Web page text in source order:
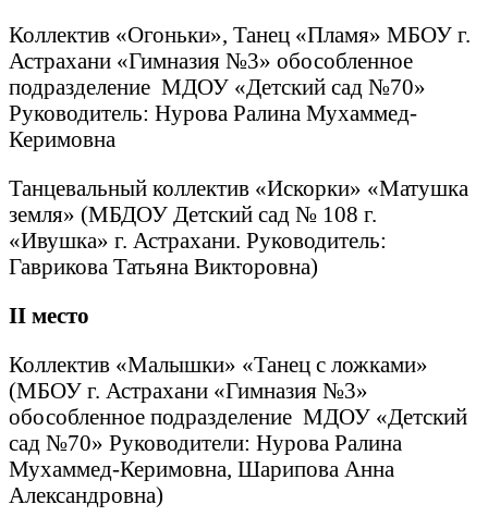
Коллектив «Огоньки», Танец «Пламя» МБОУ г.
Астрахани «Гимназия №3» обособленное
подразделение МДОУ «Детский сад №70»
Руководитель: Нурова Ралина Мухаммед-
Керимовна
Танцевальный коллектив «Искорки» «Матушка
земля» (МБДОУ Детский сад № 108 г.
«Ивушка» г. Астрахани. Руководитель:
Гаврикова Татьяна Викторовна)
II место
Коллектив «Малышки» «Танец с ложками»
(МБОУ г. Астрахани «Гимназия №3»
обособленное подразделение МДОУ «Детский
сад №70» Руководители: Нурова Ралина
Мухаммед-Керимовна, Шарипова Анна
Александровна)